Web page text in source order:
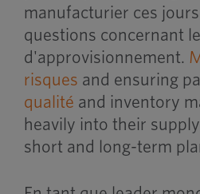
manufacturier ces
questions concernant
d'approvisionnement.
risques and ensuring
qualité and inventory
heavily into their
short and long-term